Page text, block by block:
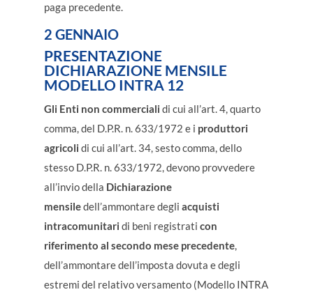
paga precedente.
2 GENNAIO
PRESENTAZIONE
DICHIARAZIONE MENSILE
MODELLO INTRA 12
Gli Enti non commerciali di cui all’art. 4, quarto
comma, del D.P.R. n. 633/1972 e i produttori
agricoli di cui all’art. 34, sesto comma, dello
stesso D.P.R. n. 633/1972, devono provvedere
all’invio della Dichiarazione
mensiledell’ammontare degli acquisti
intracomunitari di beni registrati con
riferimento al secondo mese precedente,
dell’ammontare dell’imposta dovuta e degli
estremi del relativo versamento (Modello INTRA